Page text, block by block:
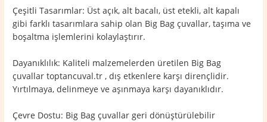
Çeşitli Tasarımlar: Üst açık, alt bacalı, üst etekli, alt kapalı
gibi farklı tasarımlara sahip olan Big Bag çuvallar, taşıma ve
boşaltma işlemlerini kolaylaştırır.
Dayanıklılık: Kaliteli malzemelerden üretilen Big Bag
çuvallar toptancuval.tr , dış etkenlere karşı dirençlidir.
Yırtılmaya, delinmeye ve aşınmaya karşı dayanıklıdır.
Çevre Dostu: Big Bag çuvallar geri dönüştürülebilir